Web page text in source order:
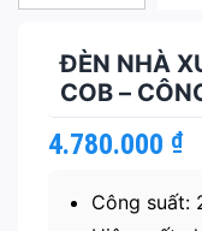
ĐÈN NHÀ
COB –
4.780.000 ₫
Công suất: